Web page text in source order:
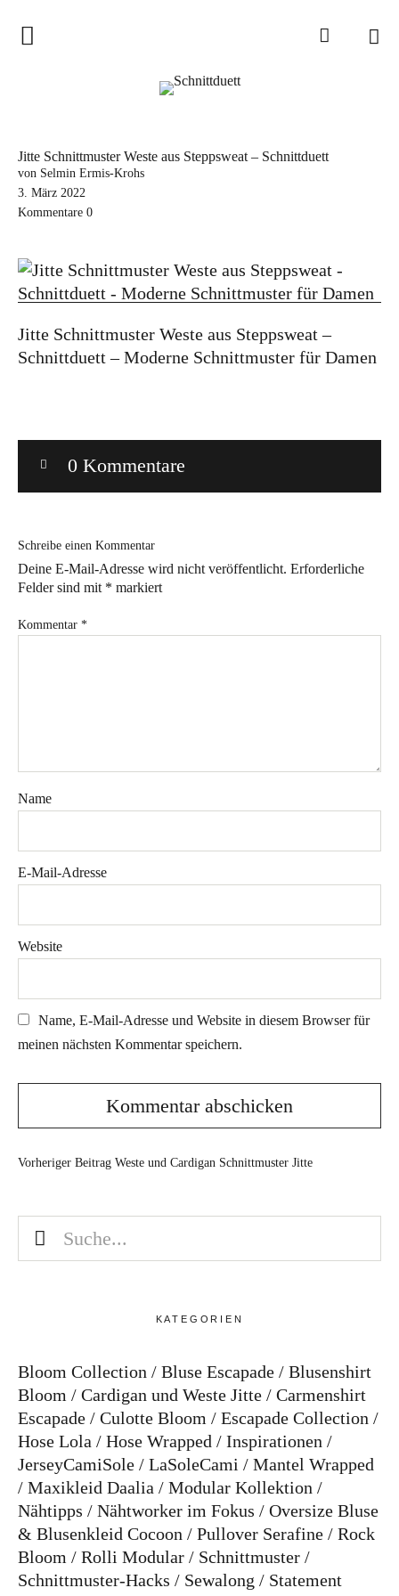
Home
Schnittduett Magazin
Sewalong
Tipps zur Schnittanpassung
Bye!
Instagram
&
Jitte Schnittmuster Weste aus Steppsweat – Schnittduett
von Selmin Ermis-Krohs
3. März 2022
Kommentare 0
Jitte Schnittmuster Weste aus Steppsweat –
Schnittduett – Moderne Schnittmuster für Damen
0 Kommentare
Schreibe einen Kommentar
Deine E-Mail-Adresse wird nicht veröffentlicht. Erforderliche
Felder sind mit * markiert
Kommentar *
Name
E-Mail-Adresse
Website
Name, E-Mail-Adresse und Website in diesem Browser für
meinen nächsten Kommentar speichern.
Vorheriger Beitrag Weste und Cardigan Schnittmuster Jitte
KATEGORIEN
Bloom Collection Bluse Escapade
Blusenshirt
Bloom
Cardigan und Weste Jitte
Carmenshirt
Escapade
Culotte Bloom
Escapade Collection
Hose Lola
Hose Wrapped
Inspirationen
JerseyCamiSole
LaSoleCami
Mantel Wrapped
Maxikleid Daalia
Modular Kollektion
Nähtipps
Nähtworker im Fokus
Oversize Bluse
& Blusenkleid Cocoon
Pullover Serafine
Rock
Bloom
Rolli Modular
Schnittmuster
Schnittmuster-Hacks
Sewalong
Statement